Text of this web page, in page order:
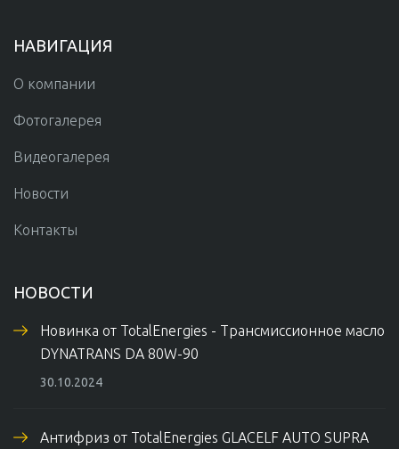
НАВИГАЦИЯ
О компании
Фотогалерея
Видеогалерея
Новости
Контакты
НОВОСТИ
Новинка от TotalEnergies - Трансмиссионное масло
DYNATRANS DA 80W-90
30.10.2024
Антифриз от TotalEnergies GLAСELF AUTO SUPRA